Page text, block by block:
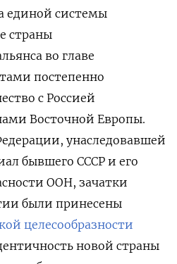
единой системы
страны
во главе
постепенно
с Россией
Восточной Европы.
унаследовавшей
бывшего СССР и его
ООН, зачатки
были принесены
целесообразности
новой страны